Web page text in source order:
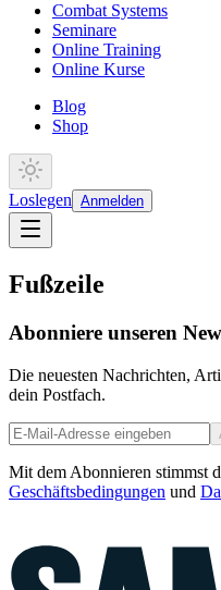
Combat Systems
Seminare
Online Training
Online Kurse
Blog
Shop
Loslegen Anmelden
Fußzeile
Abonniere unseren
Die neuesten Nachrichten,
dein Postfach.
Mit dem Abonnieren stimmst
Geschäftsbedingungen und